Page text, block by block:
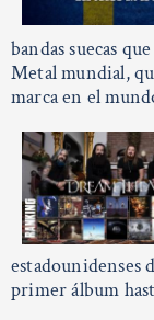
bandas suecas
Metal mundial,
marca en el
estadounidenses
primer álbum